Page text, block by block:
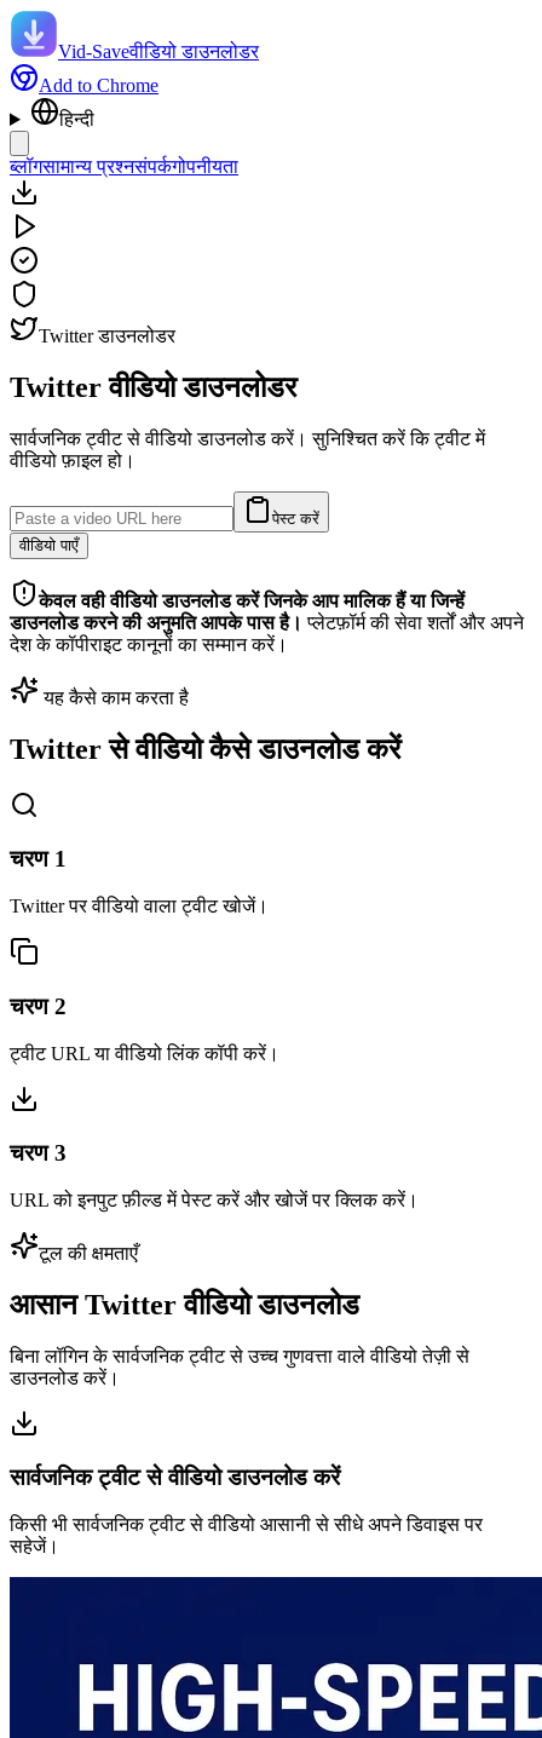
Vid-Saveवीडियो डाउनलोडर
Add to Chrome
हिन्दी
ब्लॉगसामान्य प्रश्नसंपर्कगोपनीयता
Twitter डाउनलोडर
Twitter वीडियो डाउनलोडर
सार्वजनिक ट्वीट से वीडियो डाउनलोड करें। सुनिश्चित करें कि ट्वीट में
वीडियो फ़ाइल हो।
पेस्ट करें
वीडियो पाएँ
केवल वही वीडियो डाउनलोड करें जिनके आप मालिक हैं या जिन्हें
डाउनलोड करने की अनुमति आपके पास है। प्लेटफ़ॉर्म की सेवा शर्तों और अपने
देश के कॉपीराइट कानूनों का सम्मान करें।
यह कैसे काम करता है
Twitter से वीडियो कैसे डाउनलोड करें
चरण 1
Twitter पर वीडियो वाला ट्वीट खोजें।
चरण 2
ट्वीट URL या वीडियो लिंक कॉपी करें।
चरण 3
URL को इनपुट फ़ील्ड में पेस्ट करें और खोजें पर क्लिक करें।
टूल की क्षमताएँ
आसान Twitter वीडियो डाउनलोड
बिना लॉगिन के सार्वजनिक ट्वीट से उच्च गुणवत्ता वाले वीडियो तेज़ी से
डाउनलोड करें।
सार्वजनिक ट्वीट से वीडियो डाउनलोड करें
किसी भी सार्वजनिक ट्वीट से वीडियो आसानी से सीधे अपने डिवाइस पर
सहेजें।